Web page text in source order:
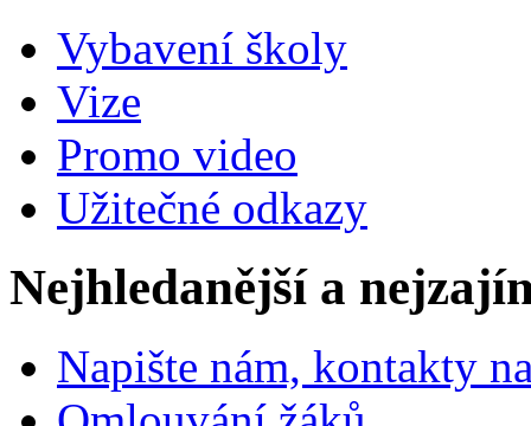
Vybavení školy
Vize
Promo video
Užitečné odkazy
Nejhledanější a
Napište nám, kontakty